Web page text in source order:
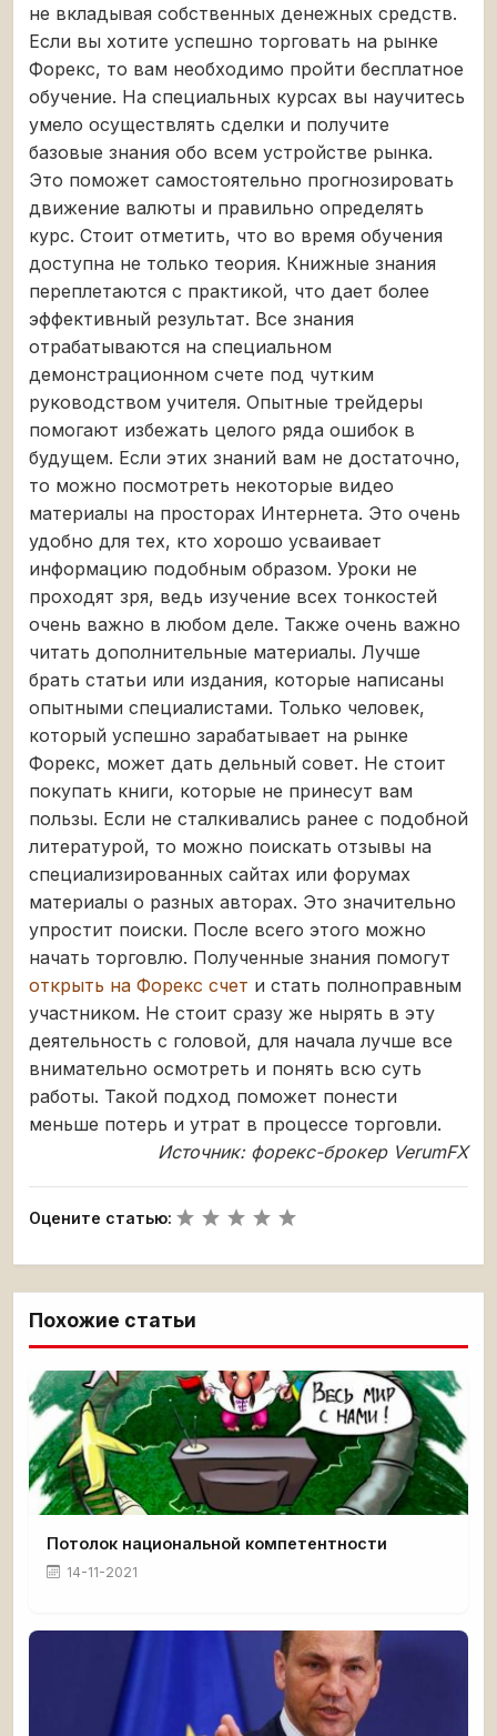
не вкладывая собственных денежных средств.
Если вы хотите успешно торговать на рынке
Форекс, то вам необходимо пройти бесплатное
обучение. На специальных курсах вы научитесь
умело осуществлять сделки и получите
базовые знания обо всем устройстве рынка.
Это поможет самостоятельно прогнозировать
движение валюты и правильно определять
курс. Стоит отметить, что во время обучения
доступна не только теория. Книжные знания
переплетаются с практикой, что дает более
эффективный результат. Все знания
отрабатываются на специальном
демонстрационном счете под чутким
руководством учителя. Опытные трейдеры
помогают избежать целого ряда ошибок в
будущем. Если этих знаний вам не достаточно,
то можно посмотреть некоторые видео
материалы на просторах Интернета. Это очень
удобно для тех, кто хорошо усваивает
информацию подобным образом. Уроки не
проходят зря, ведь изучение всех тонкостей
очень важно в любом деле. Также очень важно
читать дополнительные материалы. Лучше
брать статьи или издания, которые написаны
опытными специалистами. Только человек,
который успешно зарабатывает на рынке
Форекс, может дать дельный совет. Не стоит
покупать книги, которые не принесут вам
пользы. Если не сталкивались ранее с подобной
литературой, то можно поискать отзывы на
специализированных сайтах или форумах
материалы о разных авторах. Это значительно
упростит поиски. После всего этого можно
начать торговлю. Полученные знания помогут
открыть на Форекс счет и стать полноправным
участником. Не стоит сразу же нырять в эту
деятельность с головой, для начала лучше все
внимательно осмотреть и понять всю суть
работы. Такой подход поможет понести
меньше потерь и утрат в процессе торговли.
Источник: форекс-брокер VerumFX
Оцените статью:
Похожие статьи
Потолок национальной компетентности
14-11-2021